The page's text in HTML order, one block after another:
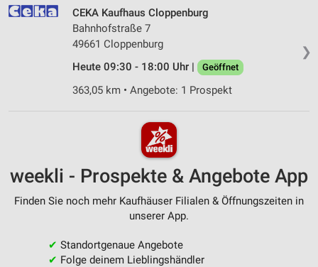
❯
CEKA Kaufhaus Cloppenburg
Bahnhofstraße 7
49661 Cloppenburg
Heute 09:30 - 18:00 Uhr |
Geöffnet
363,05 km • Angebote: 1 Prospekt
weekli - Prospekte & Angebote App
Finden Sie noch mehr Kaufhäuser Filialen & Öffnungszeiten in
unserer App.
✔ Standortgenaue Angebote
✔ Folge deinem Lieblingshändler